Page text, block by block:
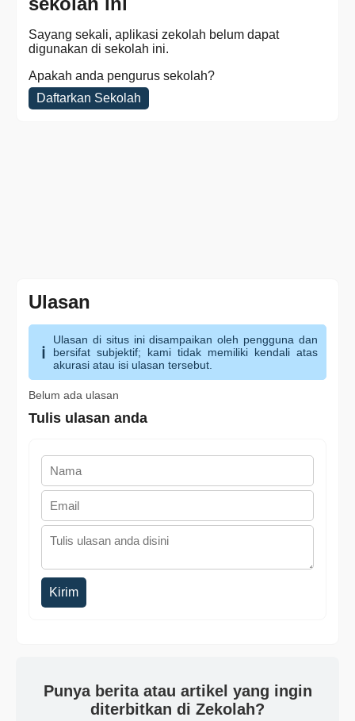
Sayang sekali, aplikasi zekolah belum dapat
digunakan di sekolah ini.
Apakah anda pengurus sekolah?
Daftarkan Sekolah
Ulasan
Ulasan di situs ini disampaikan oleh pengguna dan
bersifat subjektif; kami tidak memiliki kendali atas
akurasi atau isi ulasan tersebut.
Belum ada ulasan
Tulis ulasan anda
Kirim
Punya berita atau artikel yang ingin
diterbitkan di Zekolah?